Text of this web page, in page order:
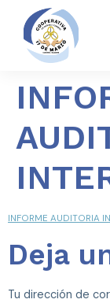
TRANSPARENCIA
POLÍTICAS SARAS
QUEJAS Y RECLAMOS
INFORME AUDITORIA
Deja
Tu dirección de